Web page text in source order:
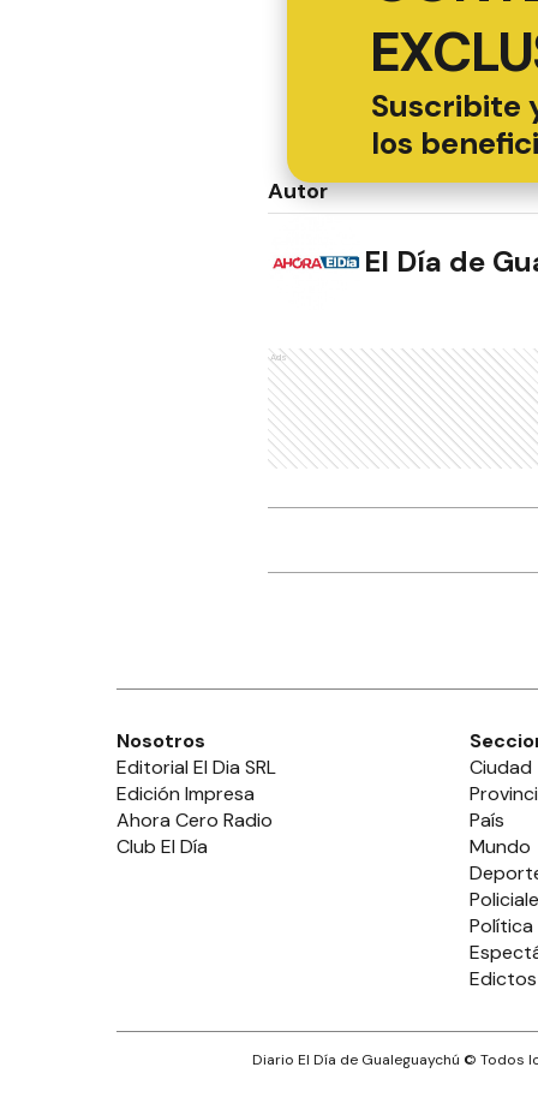
Suscribite
los
Autor
El Día de
Ads
Nosotros
Editorial El Dia SRL
Edición Impresa
Ahora Cero Radio
Club El Día
Ciudad
País
Mundo
Política
Edictos
Diario El Día de Gualeguaychú © Todos